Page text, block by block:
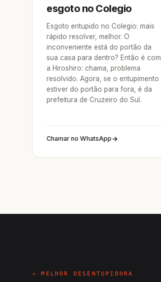
esgoto no Colegio
Esgoto entupido no Colegio: mais
rápido resolver, melhor. O
inconveniente está do portão da
sua casa para dentro? Então é com
a Hiroshiro: chama, problema
resolvido. Agora, se o entupimento
estiver do portão para fora, é da
prefeitura de Cruzeiro do Sul.
Chamar no WhatsApp
→ MELHOR DESENTUPIDORA